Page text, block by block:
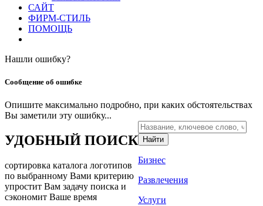
САЙТ
ФИРМ-СТИЛЬ
ПОМОЩЬ
Нашли ошибку?
Сообщение об ошибке
Опишите максимально подробно, при каких обстоятельствах
Вы заметили эту ошибку...
УДОБНЫЙ ПОИСК
сортировка каталога логотипов
по выбранному Вами критерию
упростит Вам задачу поиска и
сэкономит Ваше время
Бизнес
Развлечения
Услуги